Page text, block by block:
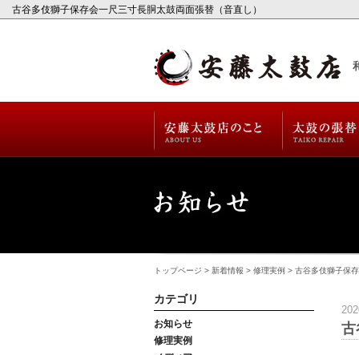
古谷多伎獅子保存会一尺三寸長胴太鼓両面張替（音直し）
トップページ > 新着情報 > 修理実例 > 古谷多伎獅子保
古
カテゴリ
お知らせ
修理実例